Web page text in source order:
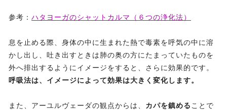
参考： ハタヨーガのシャットカルマ（６つの浄化法）
息を止める際、身体の中に生まれた熱で毒素を呼気の中に溶
かし出し、吐き出すときは肺の奥の方にたまっていたものを
外へ排出するようにイメージをすると、さらに効果的です。
呼吸法は、イメージによって効果は大きく変化します。
また、アーユルヴェーダの観点からは、 カパを鎮める ことで